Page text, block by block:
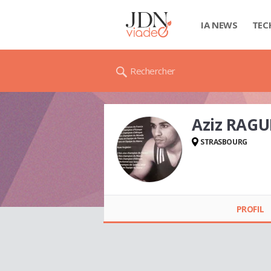
IA NEWS
Rechercher
Aziz
STRASBOURG
PROFIL